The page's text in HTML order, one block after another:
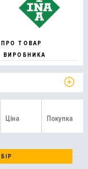
ПРО ТОВАР
ВИРОБНИКА
Ціна Покупка